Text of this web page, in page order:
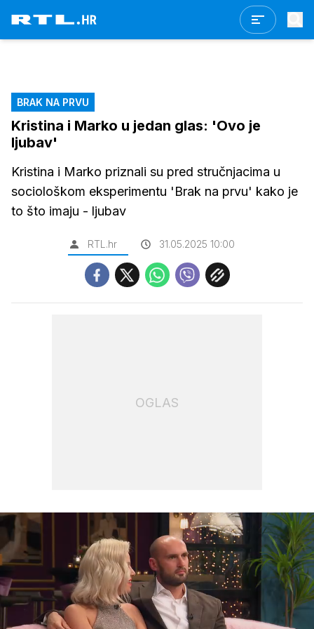
BRAK NA PRVU
Kristina i Marko u jedan glas: 'Ovo je
ljubav'
Kristina i Marko priznali su pred stručnjacima u
sociološkom eksperimentu 'Brak na prvu' kako je
to što imaju - ljubav
RTL.hr 31.05.2025 10:00
OGLAS